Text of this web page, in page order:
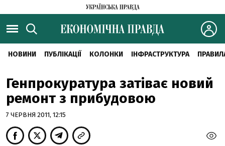
НОВИНИ ПУБЛІКАЦІЇ КОЛОНКИ ІНФРАСТРУКТУРА
Генпрокуратура затіває новий
ремонт з прибудовою
7 ЧЕРВНЯ 2011, 12:15